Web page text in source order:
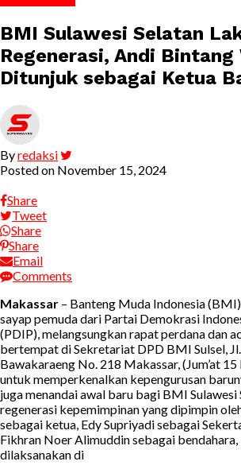
BMI Sulawesi Selatan
Regenerasi, Andi
Ditunjuk sebagai Ketua
Byredaksi
Posted on November 15, 2024
Share
Tweet
Share
Share
Email
Comments
Makassar – Banteng Muda Indonesia (BMI)
sayap pemuda dari Partai Demokrasi
(PDIP), melangsungkan rapat perdana dan
bertempat di Sekretariat DPD BMI Sulsel,
Bawakaraeng No. 218 Makassar, (Jum’at
untuk memperkenalkan kepengurusan
juga menandai awal baru bagi BMI Sulawesi
regenerasi kepemimpinan yang dipimpin
sebagai ketua, Edy Supriyadi sebagai
Fikhran Noer Alimuddin sebagai
dilaksanakan di